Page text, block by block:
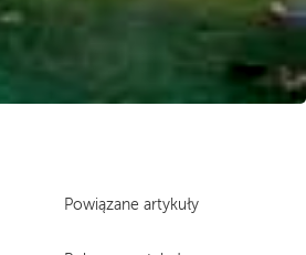
Powiązane artykuły